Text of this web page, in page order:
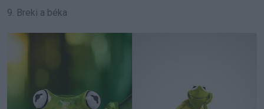
9. Breki a béka